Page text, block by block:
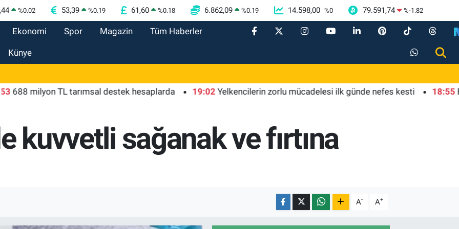
%0.02 53,39 %0.19 61,60 %0.18 6.862,09 %0.19 14.598,00 %0 79.591,74 %-1.82
Ekonomi Spor Magazin Tüm Haberler
Künye
TL tarımsal destek hesaplarda 19:02 Yelkencilerin zorlu mücadelesi ilk günde nefes kesti 18:55
kuvvetli sağanak ve fırtına
A- A+